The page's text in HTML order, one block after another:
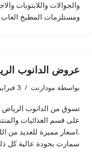
والجوالات واللابتوبات
ومستلزمات المطبخ
عروض الدانوب الرياض
بواسطة مودارنت 3 فبراير، 2023
تسوق من الدانوب
على قسم الغذائيات
.اسعار مميزة للعديد من
سمارت بجودة عالية كل